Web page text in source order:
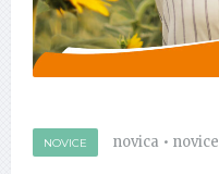
NOVICE novica • novice